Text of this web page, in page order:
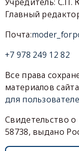
Главный
Почта:
+7 978 249 12 82
Все права
материалов
для
Свидетельство
58738, выдано